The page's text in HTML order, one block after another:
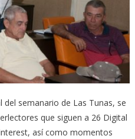
del semanario de Las Tunas, se
que siguen a 26 Digital
así como momentos